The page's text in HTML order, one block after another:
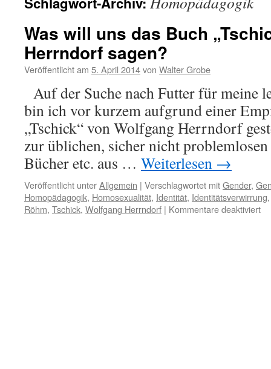
Was will uns das Buch
Herrndorf sagen?
Veröffentlicht am 5. April 2014von Walter Grobe
Auf der Suche nach Futter für meine
bin ich vor kurzem aufgrund einer
„Tschick“ von Wolfgang Herrndorf
zur üblichen, sicher nicht
Bücher etc. aus … Weiterlesen →
Veröffentlicht unterAllgemein | Verschlagwortet mitGender,
Homopädagogik, Homosexualität, Identität, Identitätsverwirrung
Röhm, Tschick, Wolfgang Herrndorf | Kommentare deaktiviertfür